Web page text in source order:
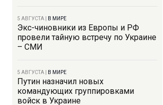
5 АВГУСТА В МИРЕ
Экс-чиновники из Европы и РФ
провели тайную встречу по Украине
– СМИ
5 АВГУСТА В МИРЕ
Путин назначил новых
командующих группировками
войск в Украине